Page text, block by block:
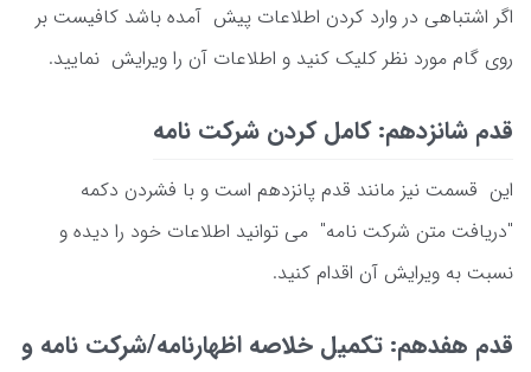
اگر اشتباهی در وارد کردن اطلاعات پیش آمده باشد کافیست بر
روی گام مورد نظر کلیک کنید و اطلاعات آن را ویرایش نمایید.
قدم شانزدهم: کامل کردن شرکت نامه
این قسمت نیز مانند قدم پانزدهم است و با فشردن دکمه
"دریافت متن شرکت نامه" می توانید اطلاعات خود را دیده و
نسبت به ویرایش آن اقدام کنید.
قدم هفدهم: تکمیل خلاصه اظهارنامه/شرکت نامه و